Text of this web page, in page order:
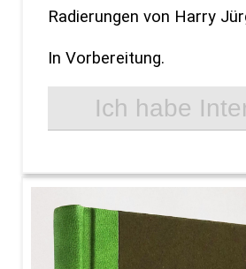
Radierungen von Harry
In Vorbereitung.